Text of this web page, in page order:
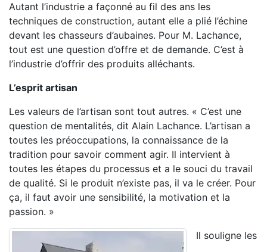
Autant l’industrie a façonné au fil des ans les
techniques de construction, autant elle a plié l’échine
devant les chasseurs d’aubaines. Pour M. Lachance,
tout est une question d’offre et de demande. C’est à
l’industrie d’offrir des produits alléchants.
L’esprit artisan
Les valeurs de l’artisan sont tout autres. « C’est une
question de mentalités, dit Alain Lachance. L’artisan a
toutes les préoccupations, la connaissance de la
tradition pour savoir comment agir. Il intervient à
toutes les étapes du processus et a le souci du travail
de qualité. Si le produit n’existe pas, il va le créer. Pour
ça, il faut avoir une sensibilité, la motivation et la
passion. »
Il souligne les